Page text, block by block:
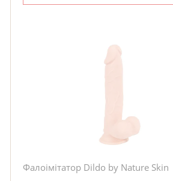
Фалоімітатор Dildo by Nature Skin